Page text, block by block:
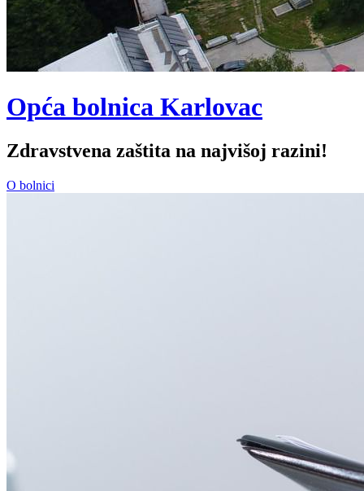
Opća bolnica Karlovac
Zdravstvena zaštita na najvišoj razini!
O bolnici